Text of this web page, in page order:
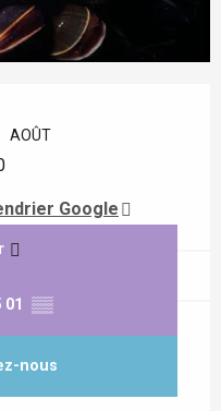
AOÛT
Google
01 ▒▒
nous